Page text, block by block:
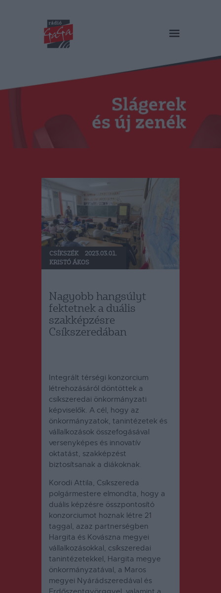
RÁDIÓ GAGA
Műsorok
Duma Duba
Podcast és videók
Stáb
CSÍKSZÉK
2023.03.01.
KRISTÓ ÁKOS
Nagyobb hangsúlyt
fektetnek a duális
szakképzésre
Csíkszeredában
Integrált térségi konzorcium
létrehozásáról döntöttek a
csíkszeredai önkormányzati
képviselők. A cél, hogy az
önkormányzatok, tanintézetek és
vállalkozások összefogásával
versenyképes és innovatív
oktatást, szakképzést
biztosítsanak a diákoknak.
Korodi Attila, Csíkszereda
polgármestere elmondta, hogy a
duális képzésre összpontosító
konzorciumot hoznak létre 21
taggal, azaz partnerségben
Hargita és Kovászna megyei
vállalkozásokkal, csíkszeredai
tanintézetekkel, Hargita megye
önkormányzatával, a Maros
megyei Nyárádszeredával és